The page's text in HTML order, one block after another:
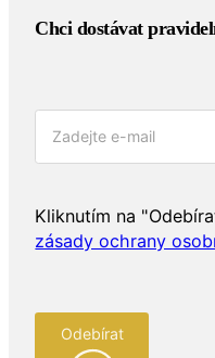
Chci dostávat
Kliknutím na
zásady ochrany
Odebírat